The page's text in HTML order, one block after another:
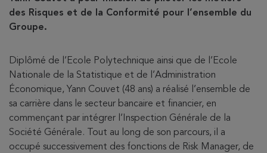
des Risques et de la Conformité pour l’ensemble du
Groupe.
Diplômé de l’Ecole Polytechnique ainsi que de l’Ecole
Nationale de la Statistique et de l’Administration
Économique, Yann Couvet (48 ans) a réalisé l’ensemble de
sa carrière dans le secteur bancaire et financier, en
commençant par intégrer l’Inspection Générale de la
Société Générale. Tout au long de son parcours, il a
occupé successivement des fonctions de Risk Manager, de